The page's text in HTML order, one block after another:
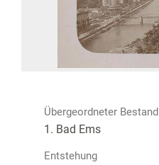
Übergeordneter Bestand
1. Bad Ems
Entstehung